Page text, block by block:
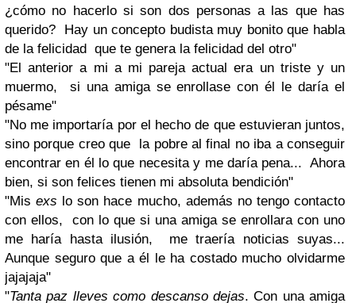
¿cómo no hacerlo si son dos personas a las que has
querido? Hay un concepto budista muy bonito que habla
de la felicidad que te genera la felicidad del otro"
"El anterior a mi a mi pareja actual era un triste y un
muermo, si una amiga se enrollase con él le daría el
pésame"
"No me importaría por el hecho de que estuvieran juntos,
sino porque creo que la pobre al final no iba a conseguir
encontrar en él lo que necesita y me daría pena... Ahora
bien, si son felices tienen mi absoluta bendición"
"Misexs lo son hace mucho, además no tengo contacto
con ellos, con lo que si una amiga se enrollara con uno
me haría hasta ilusión, me traería noticias suyas...
Aunque seguro que a él le ha costado mucho olvidarme
jajajaja"
"Tanta paz lleves como descanso dejas. Con una amiga